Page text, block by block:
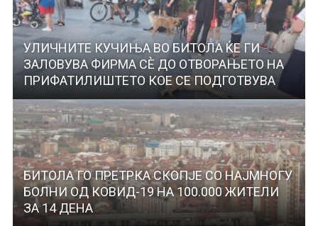
УЛИЧНИТЕ КУЧИЊА ВО БИТОЛА ЌЕ ГИ
ЗАЛОВУВА ФИРМА СÈ ДО ОТВОРАЊЕТО НА
ПРИФАТИЛИШТЕТО КОЕ СЕ ПОДГОТВУВА
БИТОЛА ГО ПРЕТРКА СКОПЈЕ СО НАЈМНОГУ
БОЛНИ ОД КОВИД-19 НА 100.000 ЖИТЕЛИ
ЗА 14 ДЕНА